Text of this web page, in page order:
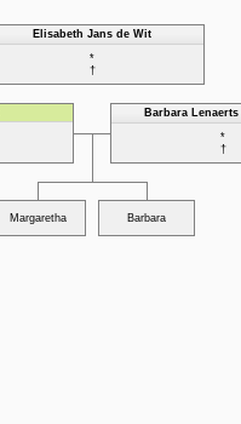
Elisabeth Jans de Wit
*
†
Barbara
*
†
Margaretha Barbara